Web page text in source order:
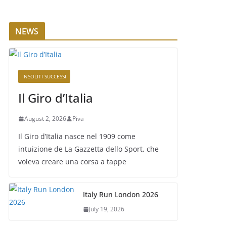
NEWS
INSOLITI SUCCESSI
Il Giro d’Italia
August 2, 2026 Piva
Il Giro d’Italia nasce nel 1909 come
intuizione de La Gazzetta dello Sport, che
voleva creare una corsa a tappe
Italy Run London 2026
July 19, 2026